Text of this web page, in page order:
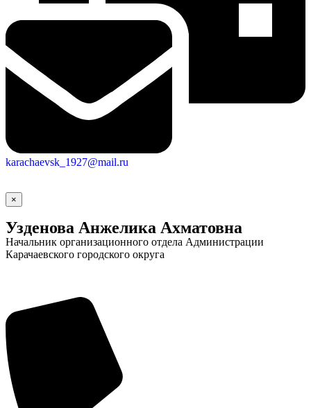
karachaevsk_1927@mail.ru
×
Узденова Анжелика Ахматовна
Начальник организационного отдела Администрации
Карачаевского городского округа